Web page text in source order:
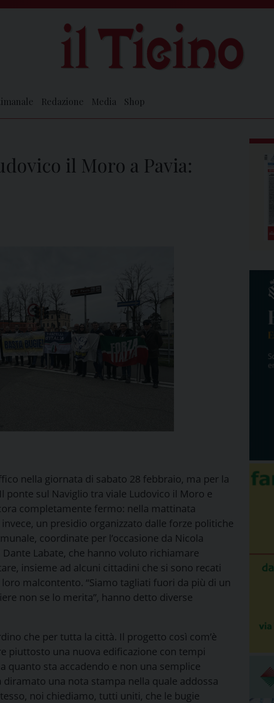
Redazione Media Shop
il Moro a Pavia:
nella giornata di sabato 28 febbraio, ma per la
ponte sul Naviglio tra viale Ludovico il Moro e
completamente fermo: nella mattinata
un presidio organizzato dalle forze politiche
coordinate per l’occasione da Nicola
Labate, che hanno voluto richiamare
insieme ad alcuni cittadini che si sono recati
malcontento. “Siamo tagliati fuori da più di un
non se lo merita”, hanno detto diverse
che per tutta la città. Il progetto così com’è
piuttosto una nuova edificazione con tempi
quanto sta accadendo e non una semplice
una nota stampa nella quale addossa
noi chiediamo, tutti uniti, che le bugie